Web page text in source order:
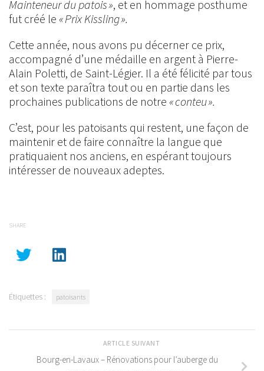
Mainteneur du patois », et en hommage posthume
fut créé le « Prix Kissling ».
Cette année, nous avons pu décerner ce prix,
accompagné d’une médaille en argent à Pierre-
Alain Poletti, de Saint-Légier. Il a été félicité par tous
et son texte paraîtra tout ou en partie dans les
prochaines publications de notre « conteu ».
C’est, pour les patoisants qui restent, une façon de
maintenir et de faire connaître la langue que
pratiquaient nos anciens, en espérant toujours
intéresser de nouveaux adeptes.
SHARE
Étiquettes : patoisants
ARTICLE SUIVANT
Bourg-en-Lavaux – Rénovations pour l’auberge du